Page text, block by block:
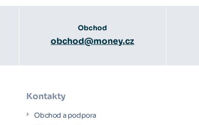
Obchod
obchod@money.cz
Kontakty
Obchod a podpora